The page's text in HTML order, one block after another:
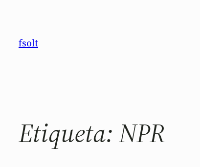
contenido
fsolt
Etiqueta:NPR